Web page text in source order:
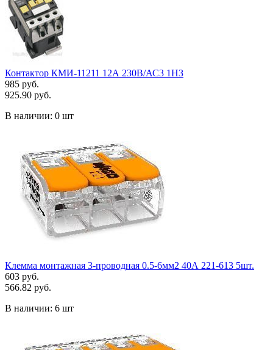
Контактор КМИ-11211 12А 230В/АС3 1HЗ
985 руб.
925.90 руб.
В наличии: 0 шт
Клемма монтажная 3-проводная 0.5-6мм2 40А 221-613 5шт.
603 руб.
566.82 руб.
В наличии: 6 шт